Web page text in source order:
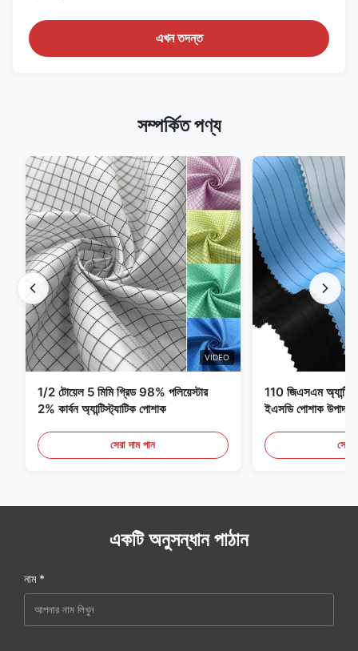
এখন তদন্ত
সম্পর্কিত পণ্য
VIDEO
1/2 টোয়েল 5 মিমি গ্রিড 98% পলিয়েস্টার
2% কার্বন অ্যান্টিস্ট্যাটিক পোশাক
সেরা দাম পান
110 জিএসএম অ্যান্টি
ইএসডি পোশাক উপাদান
সেরা
একটি অনুসন্ধান পাঠান
নাম *